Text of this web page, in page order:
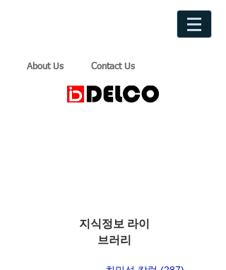
About Us Contact Us
지식정보 라이
브러리